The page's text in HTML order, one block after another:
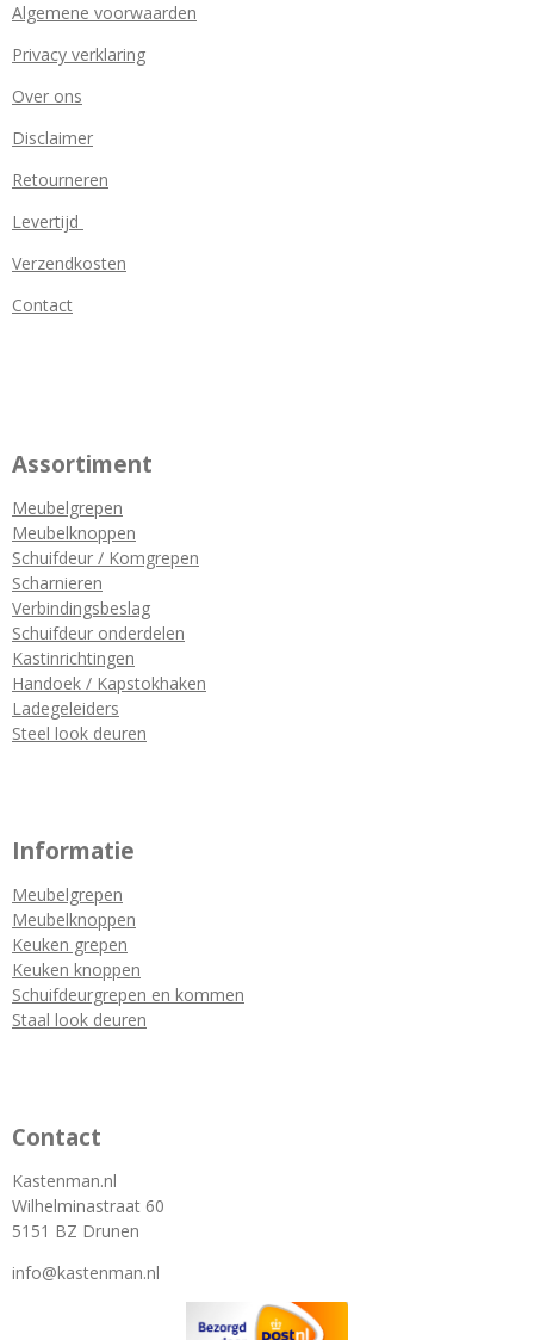
Algemene voorwaarden
Privacy verklaring
Over ons
Disclaimer
Retourneren
Levertijd
Verzendkosten
Contact
Assortiment
Meubelgrepen
Meubelknoppen
Schuifdeur / Komgrepen
Scharnieren
Verbindingsbeslag
Schuifdeur onderdelen
Kastinrichtingen
Handoek / Kapstokhaken
Ladegeleiders
Steel look deuren
Informatie
Meubelgrepen
Meubelknoppen
Keuken grepen
Keuken knoppen
Schuifdeurgrepen en kommen
Staal look deuren
Contact
Kastenman.nl
Wilhelminastraat 60
5151 BZ Drunen
info@kastenman.nl